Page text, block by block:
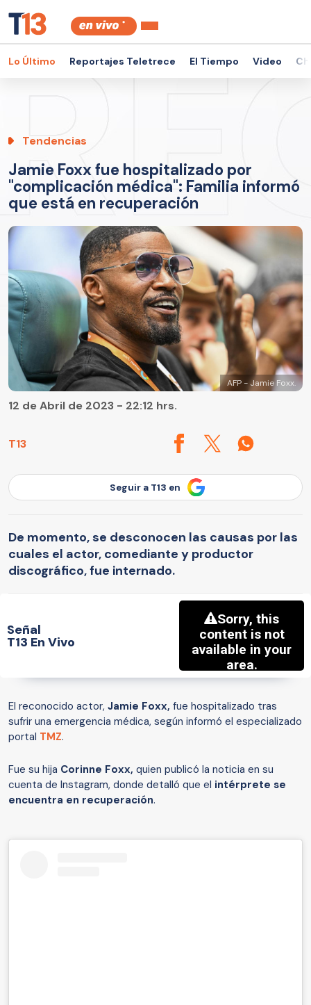
Lo Último Reportajes Teletrece El Tiempo Video
Tendencias
Jamie Foxx fue hospitalizado por
"complicación médica": Familia informó
que está en recuperación
AFP - Jamie Foxx.
T13
12 de Abril de 2023 - 22:12 hrs.
Seguir a T13 en
De momento, se desconocen las causas por las
cuales el actor, comediante y productor
discográfico, fue internado.
Señal
T13 En Vivo
El reconocido actor, Jamie Foxx, fue hospitalizado tras
sufrir una emergencia médica, según informó el especializado
portal TMZ.
Fue su hija Corinne Foxx, quien publicó la noticia en su
cuenta de Instagram, donde detalló que el intérprete se
encuentra en recuperación.